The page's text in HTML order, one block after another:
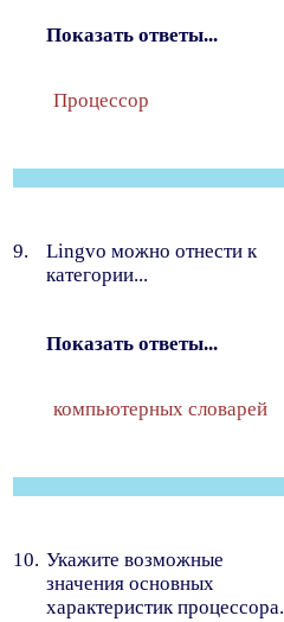
Показать ответы...
Процессор
9.
Lingvo можно отнести к
категории...
Показать ответы...
компьютерных словарей
10. Укажите возможные
значения основных
характеристик процессора.